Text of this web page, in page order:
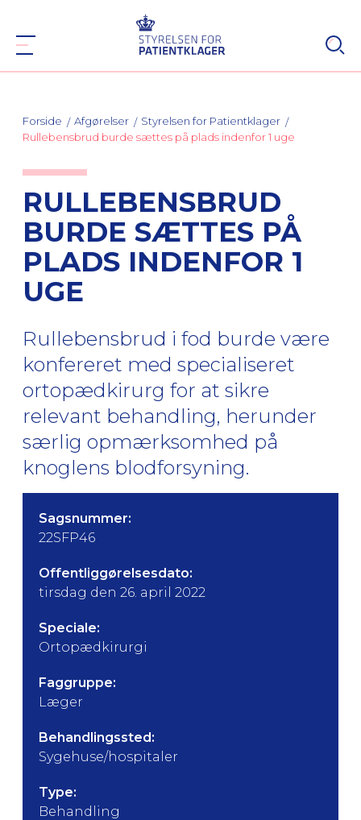
Forside Afgørelser
Styrelsen for Patientklager
Rullebensbrud burde sættes på plads indenfor 1 uge
RULLEBENSBRUD
BURDE SÆTTES PÅ
PLADS INDENFOR 1
UGE
Rullebensbrud i fod burde være
konfereret med specialiseret
ortopædkirurg for at sikre
relevant behandling, herunder
særlig opmærksomhed på
knoglens blodforsyning.
Sagsnummer:
22SFP46
Offentliggørelsesdato:
tirsdag den 26. april 2022
Speciale:
Ortopædkirurgi
Faggruppe:
Læger
Behandlingssted:
Sygehuse/hospitaler
Type:
Behandling